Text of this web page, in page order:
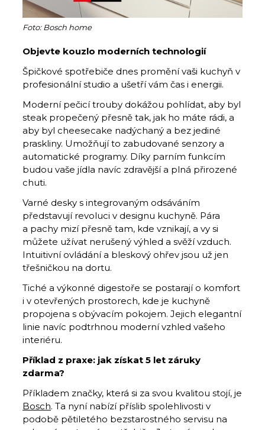
Foto: Bosch home
Objevte kouzlo moderních technologií
Špičkové spotřebiče dnes promění vaši kuchyň v
profesionální studio a ušetří vám čas i energii.
Moderní pečicí trouby dokážou pohlídat, aby byl
steak propečený přesně tak, jak ho máte rádi, a
aby byl cheesecake nadýchaný a bez jediné
praskliny. Umožňují to zabudované senzory a
automatické programy. Díky parním funkcím
budou vaše jídla navíc zdravější a plná přirozené
chuti.
Varné desky s integrovaným odsáváním
představují revoluci v designu kuchyně. Pára
a pachy mizí přesně tam, kde vznikají, a vy si
můžete užívat nerušený výhled a svěží vzduch.
Intuitivní ovládání a bleskový ohřev jsou už jen
třešničkou na dortu.
Tiché a výkonné digestoře se postarají o komfort
i v otevřených prostorech, kde je kuchyně
propojena s obývacím pokojem. Jejich elegantní
linie navíc podtrhnou moderní vzhled vašeho
interiéru.
Příklad z praxe: jak získat 5 let záruky
zdarma?
Příkladem značky, která si za svou kvalitou stojí, je
Bosch. Ta nyní nabízí příslib spolehlivosti v
podobě pětiletého bezstarostného servisu na